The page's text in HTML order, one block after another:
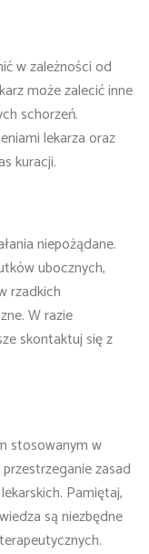
w zależności od
może zalecić inne
schorzeń.
lekarza oraz
kuracji.
niepożądane.
ubocznych,
rzadkich
W razie
skontaktuj się z
stosowanym w
zasad
Pamiętaj,
są niezbędne